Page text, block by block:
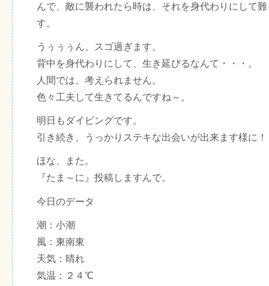
んで、敵に襲われたら時は、それを身代わりにして
す。
うぅぅぅん、スゴ過ぎます。
背中を身代わりにして、生き延びるなんて・・・。
人間では、考えられません。
色々工夫して生きてるんですね～。
明日もダイビングです。
引き続き、うっかりステキな出会いが出来ます様に！
ほな、また。
『たま～に』投稿しますんで。
今日のデータ
潮：小潮
風：東南東
天気：晴れ
気温：２４℃